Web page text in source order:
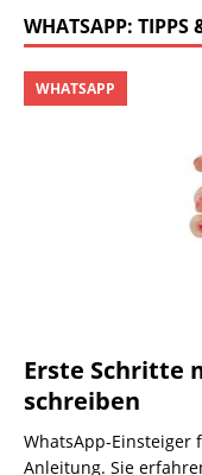
WHATSAPP: TIPPS
Erste Schritte
schreiben
WHATSAPP
WhatsApp-
Anleitung. Sie